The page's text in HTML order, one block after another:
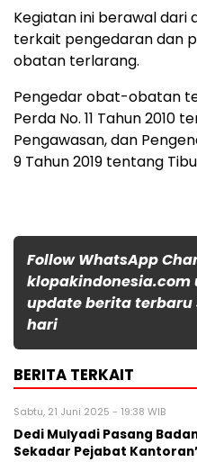
Kegiatan ini berawal dari
terkait pengedaran dan
obatan terlarang.
Pengedar obat-obatan
Perda No. 11 Tahun 2010
Pengawasan, dan
9 Tahun 2019 tentang
Follow WhatsApp
klopakindonesia.com
update berita terbaru
hari
BERITA TERKAIT
Sabtu, 21 Juni 2025 - 19:38 WIB
Dedi Mulyadi Pasang
Sekadar Pejabat